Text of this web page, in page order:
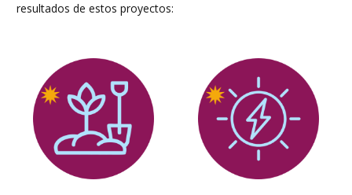
resultados de estos proyectos: